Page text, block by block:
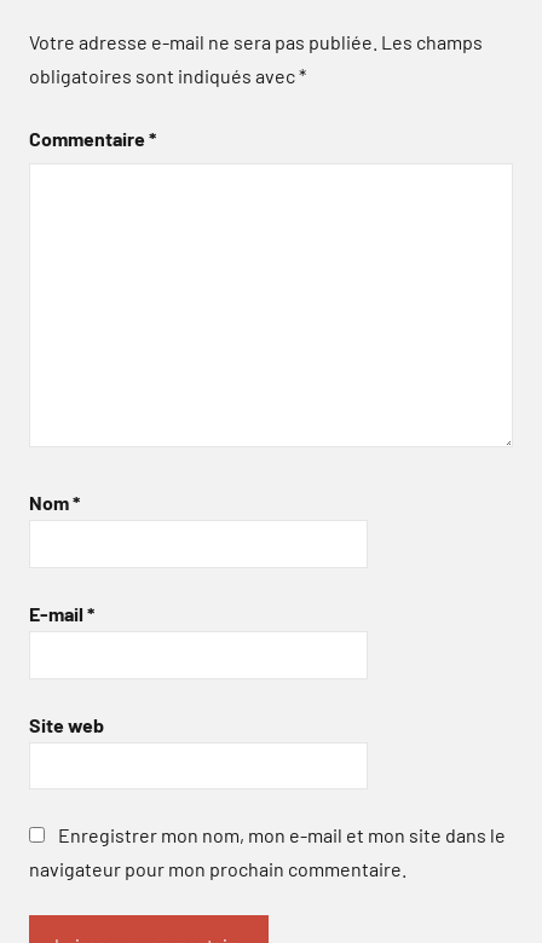
Votre adresse e-mail ne sera pas publiée. Les champs
obligatoires sont indiqués avec*
Commentaire*
Nom*
E-mail *
Site web
Enregistrer mon nom, mon e-mail et mon site dans le
navigateur pour mon prochain commentaire.